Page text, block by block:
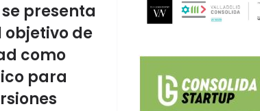
se presenta
objetivo de
como
para